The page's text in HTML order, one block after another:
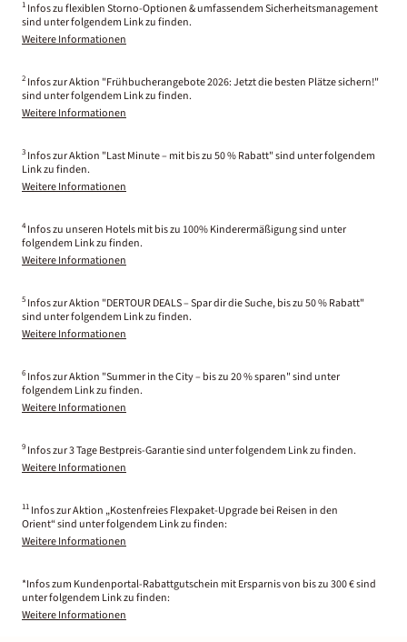
1 Infos zu flexiblen Storno-Optionen & umfassendem Sicherheitsmanagement
sind unter folgendem Link zu finden.
Weitere Informationen
2 Infos zur Aktion "Frühbucherangebote 2026: Jetzt die besten Plätze sichern!"
sind unter folgendem Link zu finden.
Weitere Informationen
3 Infos zur Aktion "Last Minute – mit bis zu 50 % Rabatt" sind unter folgendem
Link zu finden.
Weitere Informationen
4 Infos zu unseren Hotels mit bis zu 100% Kinderermäßigung sind unter
folgendem Link zu finden.
Weitere Informationen
5 Infos zur Aktion "DERTOUR DEALS – Spar dir die Suche, bis zu 50 % Rabatt"
sind unter folgendem Link zu finden.
Weitere Informationen
6 Infos zur Aktion "Summer in the City – bis zu 20 % sparen" sind unter
folgendem Link zu finden.
Weitere Informationen
9 Infos zur 3 Tage Bestpreis-Garantie sind unter folgendem Link zu finden.
Weitere Informationen
11 Infos zur Aktion „Kostenfreies Flexpaket-Upgrade bei Reisen in den
Orient“ sind unter folgendem Link zu finden:
Weitere Informationen
*Infos zum Kundenportal-Rabattgutschein mit Ersparnis von bis zu 300 € sind
unter folgendem Link zu finden:
Weitere Informationen